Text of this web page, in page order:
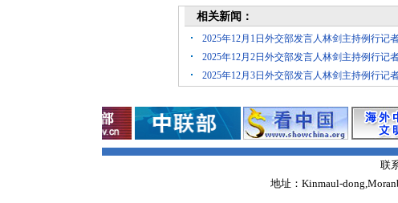
相关新闻：
2025年12月1日外交部发言人林剑主持例行记
2025年12月2日外交部发言人林剑主持例行记
2025年12月3日外交部发言人林剑主持例行记
联
地址：Kinmaul-